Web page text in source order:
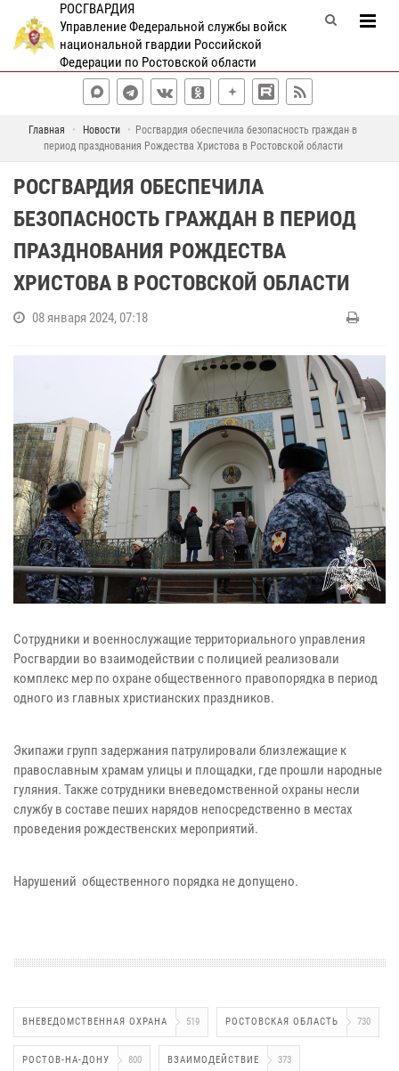
РОСГВАРДИЯ
Управление Федеральной службы войск
национальной гвардии Российской
Федерации по Ростовской области
Главная Новости
Росгвардия обеспечила безопасность граждан в
период празднования Рождества Христова в Ростовской области
РОСГВАРДИЯ ОБЕСПЕЧИЛА
БЕЗОПАСНОСТЬ ГРАЖДАН В ПЕРИОД
ПРАЗДНОВАНИЯ РОЖДЕСТВА
ХРИСТОВА В РОСТОВСКОЙ ОБЛАСТИ
08 января 2024, 07:18
Сотрудники и военнослужащие территориального управления
Росгвардии во взаимодействии с полицией реализовали
комплекс мер по охране общественного правопорядка в период
одного из главных христианских праздников.
Экипажи групп задержания патрулировали близлежащие к
православным храмам улицы и площадки, где прошли народные
гуляния. Также сотрудники вневедомственной охраны несли
службу в составе пеших нарядов непосредственно в местах
проведения рождественских мероприятий.
Нарушений общественного порядка не допущено.
ВНЕВЕДОМСТВЕННАЯ ОХРАНА 519 РОСТОВСКАЯ ОБЛАСТЬ 730
РОСТОВ-НА-ДОНУ 800 ВЗАИМОДЕЙСТВИЕ 373